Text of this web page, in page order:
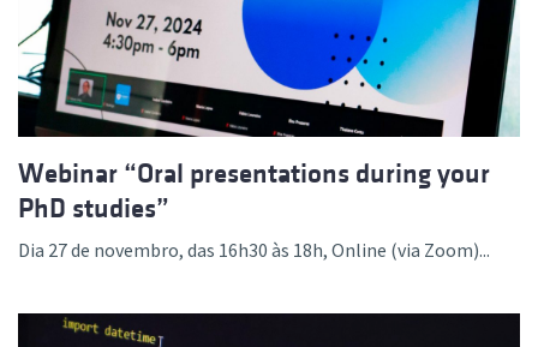
Webinar “Oral presentations during your
PhD studies”
Dia 27 de novembro, das 16h30 às 18h, Online (via Zoom)...